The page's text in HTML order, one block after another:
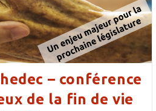
– conférence
de la fin de vie